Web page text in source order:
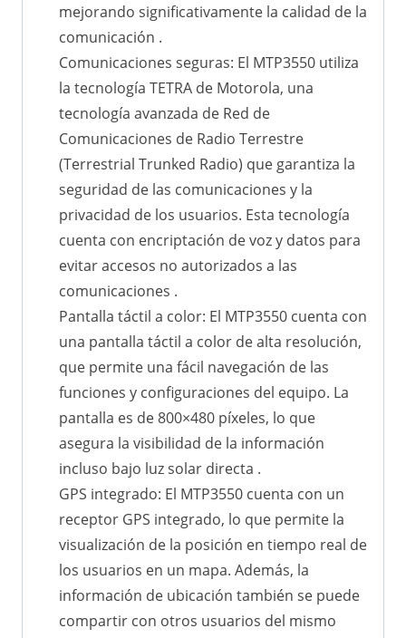
mejorando significativamente la calidad de la
comunicación .
Comunicaciones seguras: El MTP3550 utiliza
la tecnología TETRA de Motorola, una
tecnología avanzada de Red de
Comunicaciones de Radio Terrestre
(Terrestrial Trunked Radio) que garantiza la
seguridad de las comunicaciones y la
privacidad de los usuarios. Esta tecnología
cuenta con encriptación de voz y datos para
evitar accesos no autorizados a las
comunicaciones .
Pantalla táctil a color: El MTP3550 cuenta con
una pantalla táctil a color de alta resolución,
que permite una fácil navegación de las
funciones y configuraciones del equipo. La
pantalla es de 800×480 píxeles, lo que
asegura la visibilidad de la información
incluso bajo luz solar directa .
GPS integrado: El MTP3550 cuenta con un
receptor GPS integrado, lo que permite la
visualización de la posición en tiempo real de
los usuarios en un mapa. Además, la
información de ubicación también se puede
compartir con otros usuarios del mismo